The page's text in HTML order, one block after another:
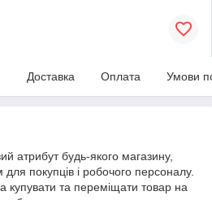
Доставка Оплата Умови
атрибут будь-якого магазину,
покупців і робочого персоналу.
купувати та переміщати товар на